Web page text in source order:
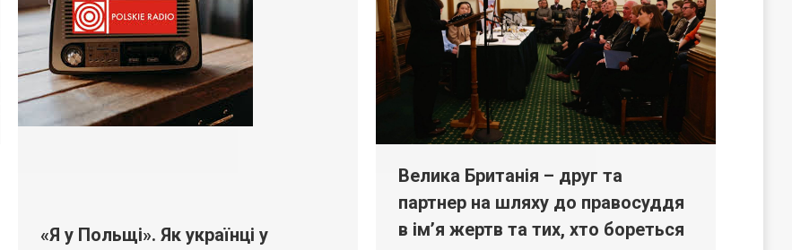
«Я у Польщі». Як українці у
Велика Британія – друг та
партнер на шляху до правосуддя
в ім’я жертв та тих, хто бореться